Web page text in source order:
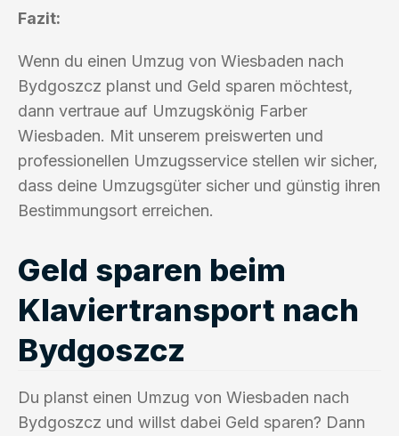
Fazit:
Wenn du einen Umzug von Wiesbaden nach
Bydgoszcz planst und Geld sparen möchtest,
dann vertraue auf Umzugskönig Farber
Wiesbaden. Mit unserem preiswerten und
professionellen Umzugsservice stellen wir sicher,
dass deine Umzugsgüter sicher und günstig ihren
Bestimmungsort erreichen.
Geld sparen beim
Klaviertransport nach
Bydgoszcz
Du planst einen Umzug von Wiesbaden nach
Bydgoszcz und willst dabei Geld sparen? Dann